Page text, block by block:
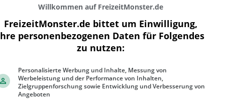
200 m
500 ft
Willkommen auf FreizeitMonster.de
FreizeitMonster.de bittet um Einwilligung,
personenbezogenen Daten für Folgendes
zu nutzen:
Personalisierte Werbung und Inhalte, Messung von
Werbeleistung und der Performance von Inhalten,
Zielgruppenforschung sowie Entwicklung und Verbesserung von
Angeboten